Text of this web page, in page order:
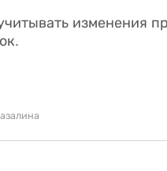
изменения